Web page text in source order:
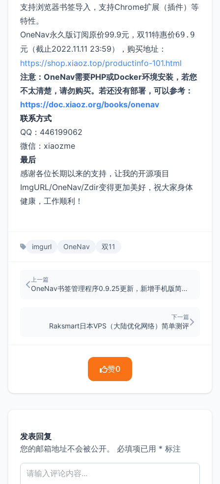
支持浏览器书签导入，支持Chrome扩展（插件）等
特性。
OneNav永久版订阅原价99.9元，双11特惠价69.9
元 （截止2022.11.11 23:59），购买地址：
https://shop.xiaoz.top/productinfo-101.html
注意：OneNav需要PHP或Docker环境安装，若您
不太清楚，请勿购买。若还没有部署，可以参考：
https://doc.xiaoz.org/books/onenav
联系方式
QQ：446199062
微信：xiaozme
最后
感谢各位长期以来的支持，让我的开源项目
ImgURL/OneNav/Zdir变得更加美好，祝大家身体
健康，工作顺利！
imgurl OneNav 双11
上一篇
OneNav书签管理程序0.9.25更新，新增手机版简易后台
下一篇
Raksmart日本VPS（大陆优化网络）简单测评
赞0
发表回复
您的邮箱地址不会被公开。
必填项已用 * 标注